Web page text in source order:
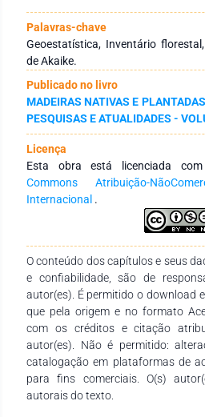
foram coletados em 56
distribuídas sistematicamente
40 x 40 m, onde foram medidos os
altura do peito (DAP) acima de
unidade conforme metodologia
tanto, os dados foram
sendo o primeiro um ajuste
comparação entre seus
proposto pelo método combinado,
geoestatísticos, com ajuste pela
logaritmo da verossimilhança. O
e investigado como alternativa
informação contida nos dados, em
função de correlação o
Matèrn. Após o ajuste os
critério de informação de
parâmetro alcance como
espacial. Os resultados
combinados foram superiores
valores de AIC além de um
espacial em relação aos ajustes
individuais. Indica-se a aplicação
Palavras-chave
Geoestatística, Inventário
de Akaike.
Publicado no livro
MADEIRAS NATIVAS E
PESQUISAS E ATUALIDADES -
Licença
Esta obra está licenciada
Commons Atribuição-
Internacional .
O conteúdo dos capítulos e seus
e confiabilidade, são de
autor(es). É permitido o download
que pela origem e no formato
com os créditos e citação
autor(es). Não é permitido:
catalogação em plataformas de
para fins comerciais. O(s)
autorais do texto.